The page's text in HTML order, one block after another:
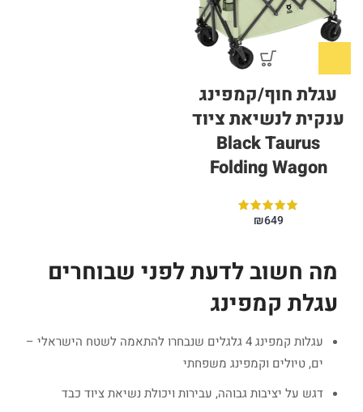
עגלת חוף/קמפינג
ענקית לנשיאת ציוד
Black Taurus
Folding Wagon
₪649
מה חשוב לדעת לפני שבוחרים
עגלת קמפינג
עגלות קמפינג 4 גלגלים שנבחרו להתאמה לשטח הישראלי –
ים, טיולים וקמפינג משפחתי
דגש על יציבות גבוהה, עבירות ויכולת נשיאת ציוד כבד